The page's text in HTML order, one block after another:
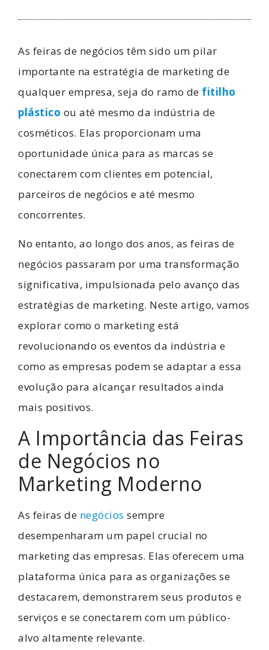
As feiras de negócios têm sido um pilar
importante na estratégia de marketing de
qualquer empresa, seja do ramo de fitilho
plástico ou até mesmo da indústria de
cosméticos. Elas proporcionam uma
oportunidade única para as marcas se
conectarem com clientes em potencial,
parceiros de negócios e até mesmo
concorrentes.
No entanto, ao longo dos anos, as feiras de
negócios passaram por uma transformação
significativa, impulsionada pelo avanço das
estratégias de marketing. Neste artigo, vamos
explorar como o marketing está
revolucionando os eventos da indústria e
como as empresas podem se adaptar a essa
evolução para alcançar resultados ainda
mais positivos.
A Importância das Feiras
de Negócios no
Marketing Moderno
As feiras de negócios sempre
desempenharam um papel crucial no
marketing das empresas. Elas oferecem uma
plataforma única para as organizações se
destacarem, demonstrarem seus produtos e
serviços e se conectarem com um público-
alvo altamente relevante.